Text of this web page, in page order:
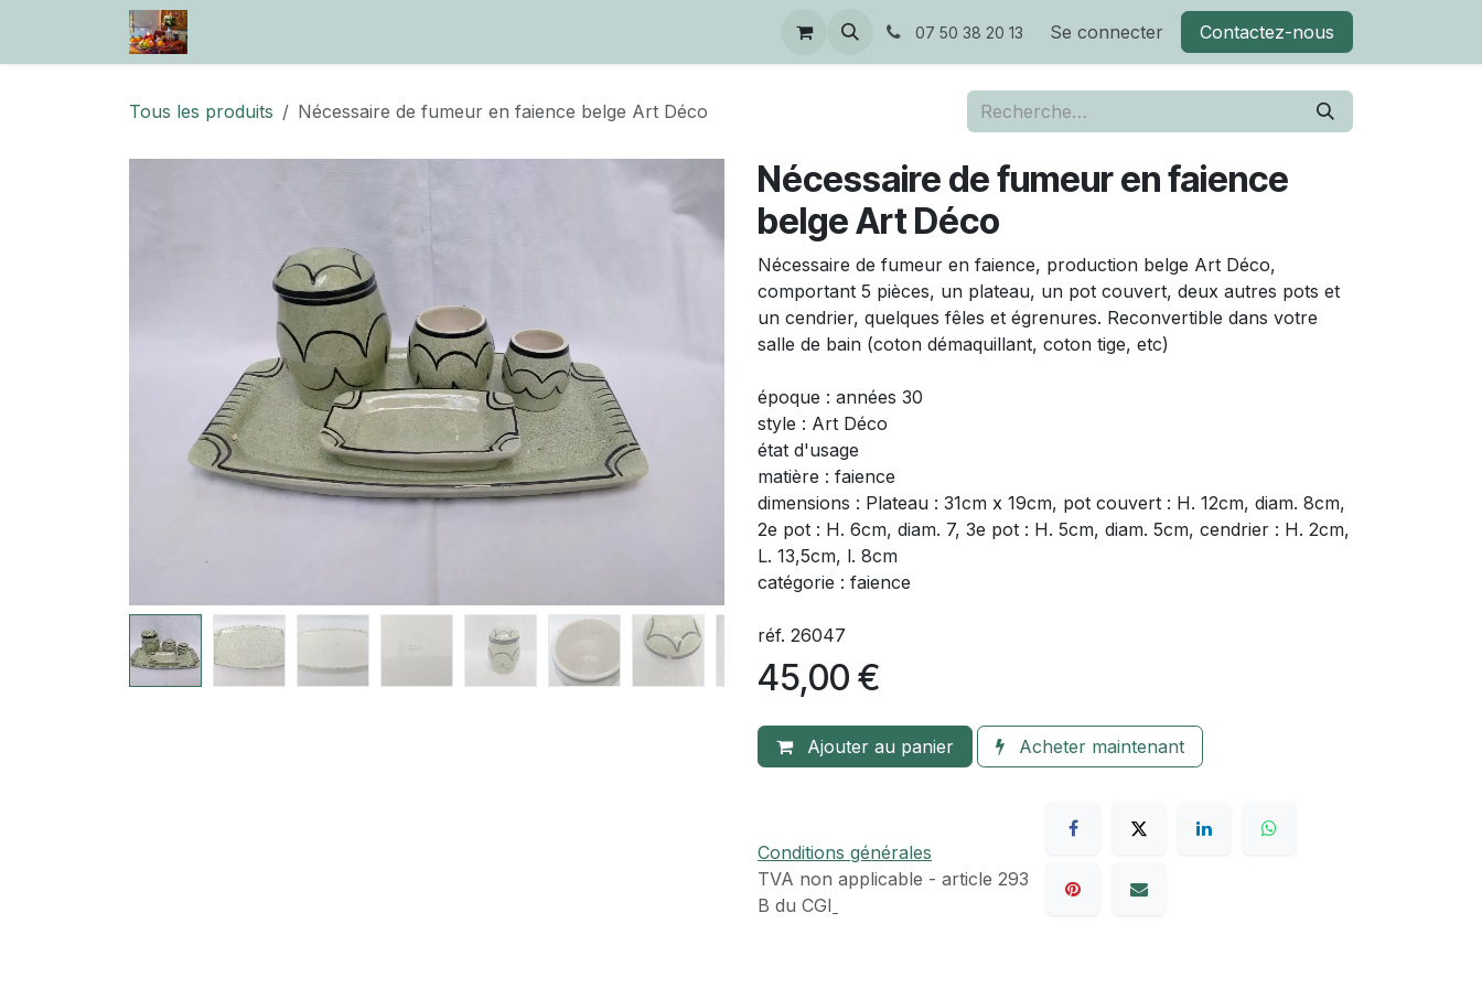
Se rendre au contenu
07 50 38 20 13 Se connecter Contactez-nous
Tous les produits Nécessaire de fumeur en faience belge Art Déco
Nécessaire de fumeur en faience
belge Art Déco
Nécessaire de fumeur en faience, production belge Art Déco,
comportant 5 pièces, un plateau, un pot couvert, deux autres pots et
un cendrier, quelques fêles et égrenures. Reconvertible dans votre
salle de bain (coton démaquillant, coton tige, etc)
époque : années 30
style : Art Déco
état d'usage
matière : faience
dimensions : Plateau : 31cm x 19cm, pot couvert : H. 12cm, diam. 8cm,
2e pot : H. 6cm, diam. 7, 3e pot : H. 5cm, diam. 5cm, cendrier : H. 2cm,
L. 13,5cm, l. 8cm
catégorie : faience
réf. 26047
45,00 €
Ajouter au panier Acheter maintenant
Conditions générales
TVA​ non applicable - article 293
B du CGI